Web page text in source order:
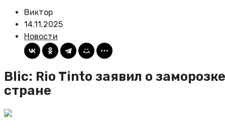
Виктор
14.11.2025
Новости
Blic: Rio Tinto заявил о
стране